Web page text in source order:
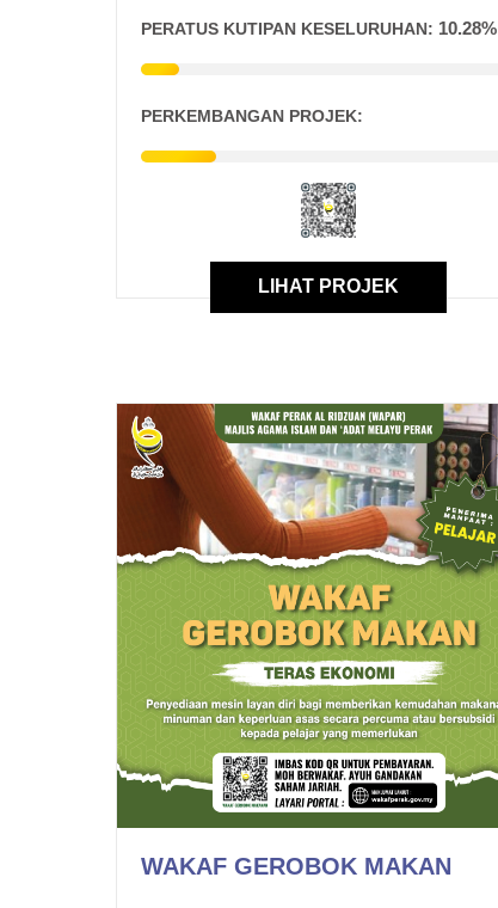
PERATUS KUTIPAN KESELURUHAN: 10.28%
PERKEMBANGAN PROJEK:
LIHAT PROJEK
WAKAF GEROBOK MAKAN